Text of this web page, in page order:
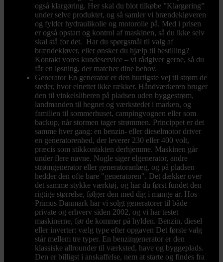
også klargøring. Her skal du blot tilkøbe ”Klargøring”
under selve produktet, og så samler vi brændekløveren
og fylder hydraulikolie og motorolie på. Med i prisen
er også opstart og kontrol af maskinen, så du ikke selv
skal stå for det. Har du spørgsmål til valg af
brændekløver, eller ønsker du hjælp til bestilling?
Kontakt vores kundeservice – vi rådgiver gerne, så du
får en løsning, der matcher dine behov.
Generator En generator er den hurtigste vej til strøm de
steder, hvor elnettet ikke rækker. Håndværkeren bruger
den til vinkelsliberen på pladsen uden byggestrøm,
landmanden til hegnet og værkstedet i marken, og
familien til sommerhuset, campingvognen eller som
backup, når stormen tager strømmen. Princippet er det
samme hver gang: en benzin- eller dieselmotor driver
en generatorenhed, der leverer 230 eller 400 volt,
præcis som stikkontakten derhjemme. Maskinen går
under flere navne. Nogle siger elgenerator, andre
strømgenerator eller generatoranlæg, og på pladsen
hedder den ofte bare "generatoren". Det dækker over
det samme stykke værktøj, og har du først fundet den
rigtige størrelse, følger den med dig i mange år. Hos
Primus Danmark har vi solgt generatorer til både
private og erhverv siden 2002, og vi har testet
maskinerne, før de kommer på hylden. Benzin, diesel
eller inverter: vælg type efter opgaven Det første valg
står mellem tre typer. En benzingenerator er den
klassiske allrounder til værksted, have og byggeplads.
Den er billigst i anskaffelse, nem at starte og findes fra